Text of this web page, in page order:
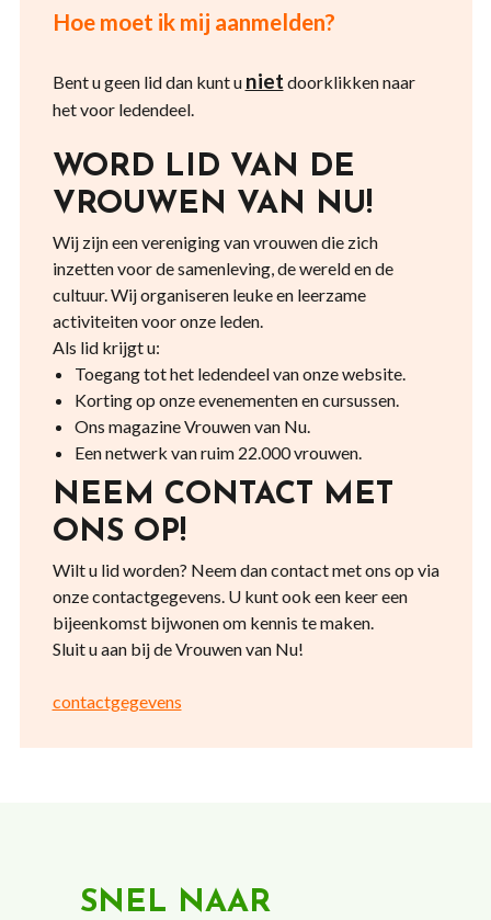
Hoe moet ik mij aanmelden?
Bent u geen lid dan kunt u niet doorklikken naar
het voor ledendeel.
WORD LID VAN DE
VROUWEN VAN NU!
Wij zijn een vereniging van vrouwen die zich
inzetten voor de samenleving, de wereld en de
cultuur. Wij organiseren leuke en leerzame
activiteiten voor onze leden.
Als lid krijgt u:
Toegang tot het ledendeel van onze website.
Korting op onze evenementen en cursussen.
Ons magazine Vrouwen van Nu.
Een netwerk van ruim 22.000 vrouwen.
NEEM CONTACT MET
ONS OP!
Wilt u lid worden? Neem dan contact met ons op via
onze contactgegevens. U kunt ook een keer een
bijeenkomst bijwonen om kennis te maken.
Sluit u aan bij de Vrouwen van Nu!
contactgegevens
SNEL NAAR